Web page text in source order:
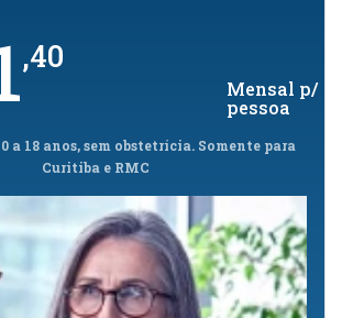
,40
Mensal p/
pessoa
a 18 anos, sem obstetrícia. Somente para
Curitiba e RMC